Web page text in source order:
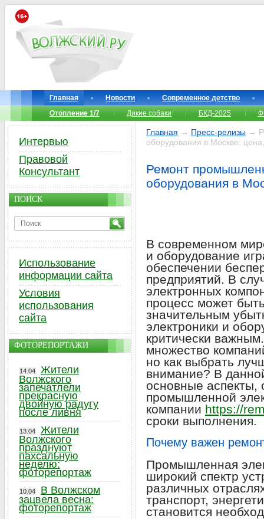
Главная Новости
Современное детство
Отопление 1/7
Дикие собаки БКД-2025
Главная → Пресс-релизы →
оборудования в Москве:
Ремонт
оборудования в
В современном
и оборудование
обеспечении
предприятий. В
электронных
процесс может
значительным
электроники и
критически
множество
но как выбрать
внимание? В
основные аспекты,
промышленной
компании https://
сроки выполнения.
Почему важен
Промышленная
широкий спектр
различных
транспорт,
становится
Интервью
Правовой
Консультант
ПОИСК
Использование
информации сайта
Условия
использования
сайта
ФОТОРЕПОРТАЖИ
14.04
Жители
Волжского
запечатлели
прекрасную
двойную радугу
после ливня
13.04
Жители
Волжского
празднуют
пахсальную
неделю:
фоторепортаж
10.04
В Волжском
зацвела весна:
фоторепортаж